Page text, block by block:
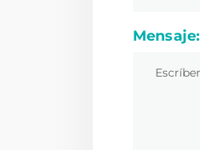
Mensaje: